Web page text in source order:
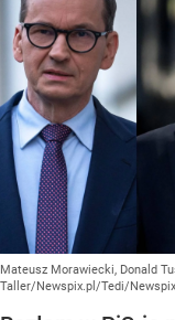
Mateusz Morawiecki, Donald
Taller/Newspix.pl/Tedi/